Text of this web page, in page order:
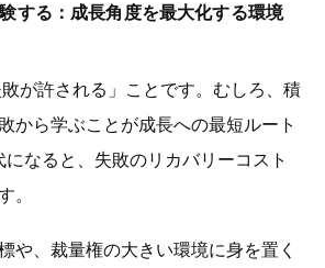
する：成長角度を最大化する環境
が許される」ことです。むしろ、積
から学ぶことが成長への最短ルート
なると、失敗のリカバリーコスト
。
や、裁量権の大きい環境に身を置く